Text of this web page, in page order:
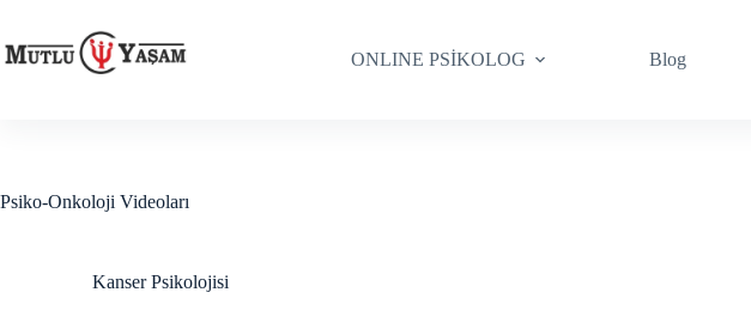
ONLINE PSİKOLOG Blog
Psiko-Onkoloji Videoları
Kanser Psikolojisi